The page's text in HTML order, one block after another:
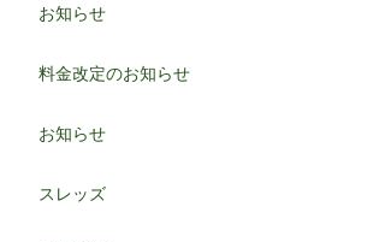
お知らせ
料金改定のお知らせ
お知らせ
スレッズ